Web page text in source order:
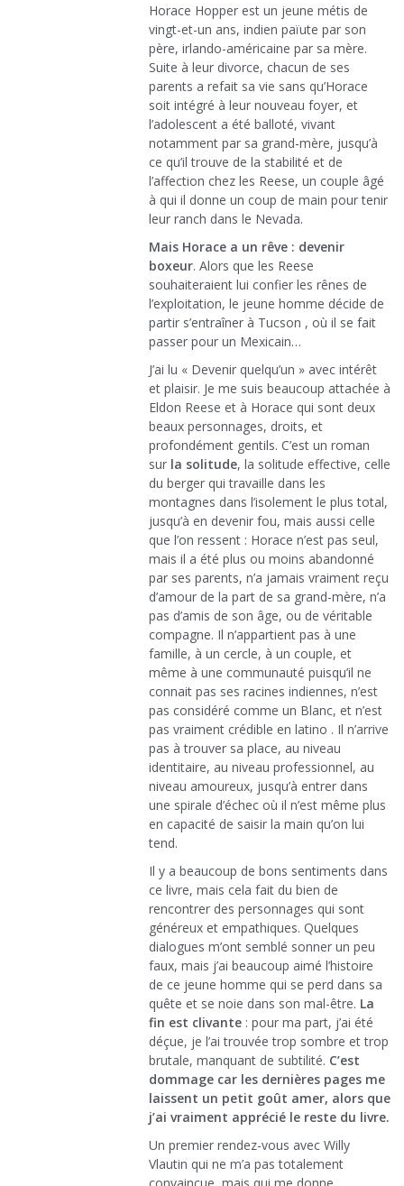
Horace Hopper est un jeune métis de
vingt-et-un ans, indien païute par son
père, irlando-américaine par sa mère.
Suite à leur divorce, chacun de ses
parents a refait sa vie sans qu’Horace
soit intégré à leur nouveau foyer, et
l’adolescent a été balloté, vivant
notamment par sa grand-mère, jusqu’à
ce qu’il trouve de la stabilité et de
l’affection chez les Reese, un couple âgé
à qui il donne un coup de main pour tenir
leur ranch dans le Nevada.
Mais Horace a un rêve : devenir
boxeur. Alors que les Reese
souhaiteraient lui confier les rênes de
l’exploitation, le jeune homme décide de
partir s’entraîner à Tucson , où il se fait
passer pour un Mexicain…
J’ai lu « Devenir quelqu’un » avec intérêt
et plaisir. Je me suis beaucoup attachée à
Eldon Reese et à Horace qui sont deux
beaux personnages, droits, et
profondément gentils. C’est un roman
sur la solitude, la solitude effective, celle
du berger qui travaille dans les
montagnes dans l’isolement le plus total,
jusqu’à en devenir fou, mais aussi celle
que l’on ressent : Horace n’est pas seul,
mais il a été plus ou moins abandonné
par ses parents, n’a jamais vraiment reçu
d’amour de la part de sa grand-mère, n’a
pas d’amis de son âge, ou de véritable
compagne. Il n’appartient pas à une
famille, à un cercle, à un couple, et
même à une communauté puisqu’il ne
connait pas ses racines indiennes, n’est
pas considéré comme un Blanc, et n’est
pas vraiment crédible en latino . Il n’arrive
pas à trouver sa place, au niveau
identitaire, au niveau professionnel, au
niveau amoureux, jusqu’à entrer dans
une spirale d’échec où il n’est même plus
en capacité de saisir la main qu’on lui
tend.
Il y a beaucoup de bons sentiments dans
ce livre, mais cela fait du bien de
rencontrer des personnages qui sont
généreux et empathiques. Quelques
dialogues m’ont semblé sonner un peu
faux, mais j’ai beaucoup aimé l’histoire
de ce jeune homme qui se perd dans sa
quête et se noie dans son mal-être. La
fin est clivante : pour ma part, j’ai été
déçue, je l’ai trouvée trop sombre et trop
brutale, manquant de subtilité. C’est
dommage car les dernières pages me
laissent un petit goût amer, alors que
j’ai vraiment apprécié le reste du livre.
Un premier rendez-vous avec Willy
Vlautin qui ne m’a pas totalement
convaincue, mais qui me donne